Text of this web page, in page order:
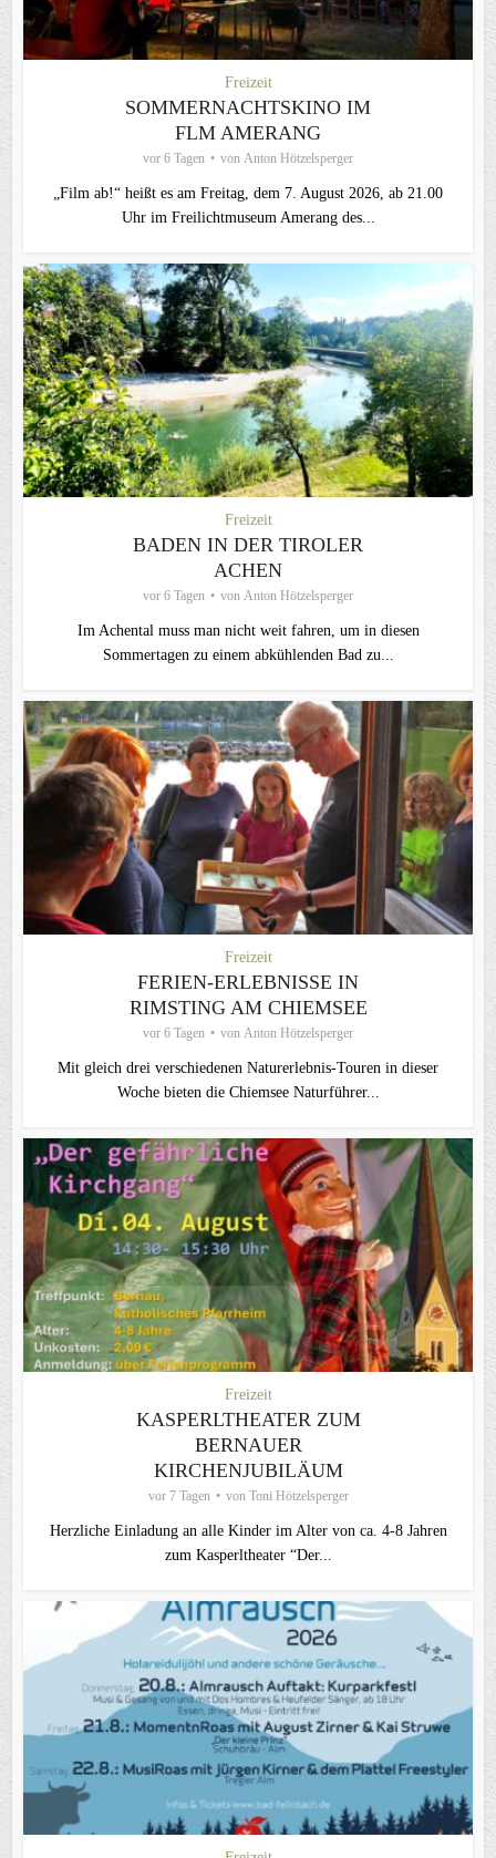
Freizeit
SOMMERNACHTSKINO IM
FLM AMERANG
vor 6 Tagen von Anton Hötzelsperger
„Film ab!“ heißt es am Freitag, dem 7. August 2026, ab 21.00
Uhr im Freilichtmuseum Amerang des...
Freizeit
BADEN IN DER TIROLER
ACHEN
vor 6 Tagen von Anton Hötzelsperger
Im Achental muss man nicht weit fahren, um in diesen
Sommertagen zu einem abkühlenden Bad zu...
Freizeit
FERIEN-ERLEBNISSE IN
RIMSTING AM CHIEMSEE
vor 6 Tagen von Anton Hötzelsperger
Mit gleich drei verschiedenen Naturerlebnis-Touren in dieser
Woche bieten die Chiemsee Naturführer...
Freizeit
KASPERLTHEATER ZUM
BERNAUER
KIRCHENJUBILÄUM
vor 7 Tagen von Toni Hötzelsperger
Herzliche Einladung an alle Kinder im Alter von ca. 4-8 Jahren
zum Kasperltheater “Der...